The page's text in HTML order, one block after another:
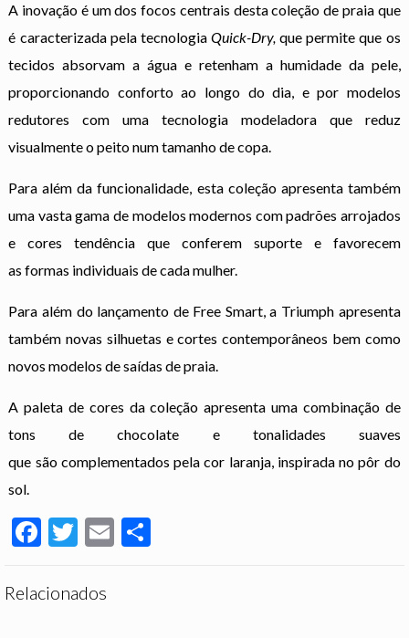
A inovação é um dos focos centrais desta coleção de praia que
é caracterizada pela tecnologia Quick-Dry,que permite que os
tecidos absorvam a água e retenham a humidade da pele,
proporcionando conforto ao longo do dia, e por modelos
redutores com uma tecnologia modeladora que reduz
visualmente o peito num tamanho de copa.
Para além da funcionalidade, esta coleção apresenta também
uma vasta gama de modelos modernos com padrões arrojados
e cores tendência que conferem suporte e favorecem
as formas individuais de cada mulher.
Para além do lançamento de Free Smart, a Triumph apresenta
também novas silhuetas e cortes contemporâneos bem como
novos modelos de saídas de praia.
A paleta de cores da coleção apresenta uma combinação de
tons de chocolate e tonalidades suaves
que são complementados pela cor laranja, inspirada no pôr do
sol.
Facebook
Twitter
Email
Relacionados